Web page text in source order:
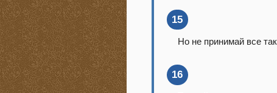
15
Но не принимай все
16